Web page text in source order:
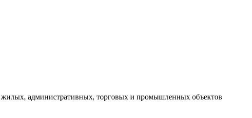
административных, торговых и промышленных объектов